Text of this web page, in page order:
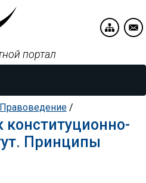
портал
Правоведение /
конституционно-
Принципы